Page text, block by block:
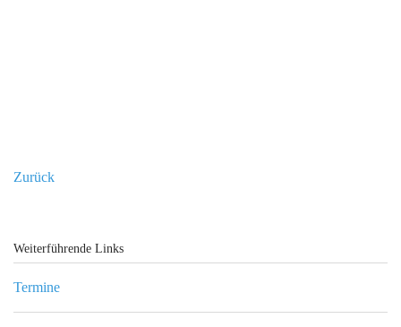
Zurück
Weiterführende Links
Termine